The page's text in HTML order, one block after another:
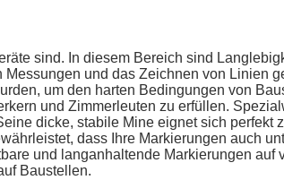
sind. In diesem Bereich sind
und das Zeichnen von Linien
um den harten Bedingungen von
und Zimmerleuten zu erfüllen.
dicke, stabile Mine eignet sich perfekt
dass Ihre Markierungen auch
und langanhaltende Markierungen auf
Baustellen.